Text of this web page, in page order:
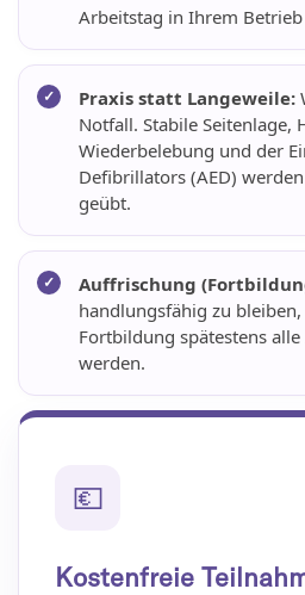
Arbeitstag in Ihrem Betrieb
Praxis statt Langeweile:
Notfall. Stabile Seitenlage,
Wiederbelebung und der
Defibrillators (AED)
geübt.
Auffrischung
handlungsfähig zu
Fortbildung spätestens
werden.
💶
Kostenfreie